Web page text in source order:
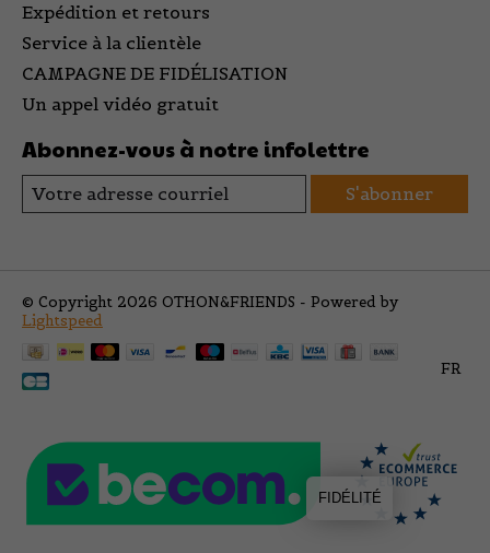
Expédition et retours
Service à la clientèle
CAMPAGNE DE FIDÉLISATION
Un appel vidéo gratuit
Abonnez-vous à notre infolettre
S'abonner
© Copyright 2026 OTHON&FRIENDS - Powered by
Lightspeed
FR
FIDÉLITÉ